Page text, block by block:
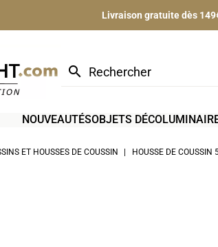
Livraison gratuite dès
search
NOUVEAUTÉSOBJETS DÉCO
ET HOUSSES DE COUSSIN HOUSSE DE COUSSIN